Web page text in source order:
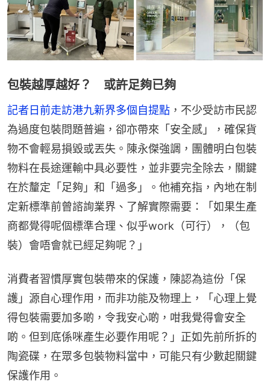
包裝越厚越好？ 或許足夠已夠
記者日前走訪港九新界多個自提點 ，不少受訪市民認
為過度包裝問題普遍，卻亦帶來「安全感」，確保貨
物不會輕易損毀或丟失。陳永傑強調，團體明白包裝
物料在長途運輸中具必要性，並非要完全除去，關鍵
在於釐定「足夠」和「過多」。他補充指，內地在制
定新標準前曾諮詢業界、了解實際需要：「如果生產
商都覺得呢個標準合理、似乎work（可行），（包
裝）會唔會就已經足夠呢？」
消費者習慣厚實包裝帶來的保護，陳認為這份「保
護」源自心理作用，而非功能及物理上，「心理上覺
得包裝需要加多啲，令我安心啲，咁我覺得會安全
啲。但到底係咪產生必要作用呢？」正如先前所拆的
陶瓷碟，在眾多包裝物料當中，可能只有少數起關鍵
保護作用。